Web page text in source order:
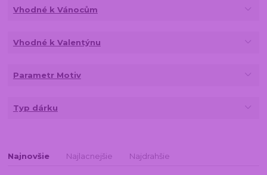
Vhodné k Vánocům
Vhodné k Valentýnu
Parametr Motiv
Typ dárku
Najnovšie Najlacnejšie Najdrahšie